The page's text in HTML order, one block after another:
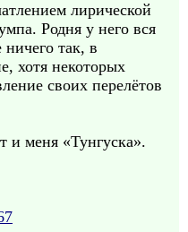
лирической
Родня у него вся
ничего так, в
хотя некоторых
своих перелётов
и меня «Тунгуска».